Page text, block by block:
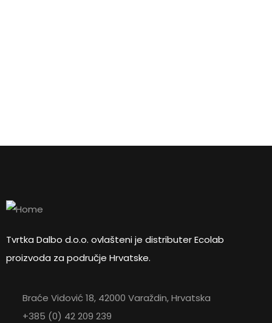
Tvrtka Dalbo d.o.o. ovlašteni je distributer Ecolab
proizvoda za područje Hrvatske.
Braće Vidović 18, 42000 Varaždin, Hrvatska
+385 (0) 42 209 239